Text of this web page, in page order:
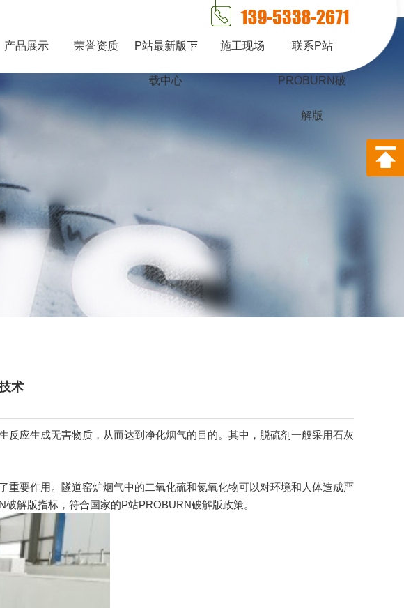
下载,PORNHUB免登录版APP下载
产品展示 荣誉资质 P站最新版下
载中心
施工现场 联系P站
PROBURN破
解版
术
应生成无害物质，从而达到净化烟气的目的。其中，脱硫剂一般采用石灰
要作用。隧道窑炉烟气中的二氧化硫和氮氧化物可以对环境和人体造成严
解版指标，符合国家的P站PROBURN破解版政策。